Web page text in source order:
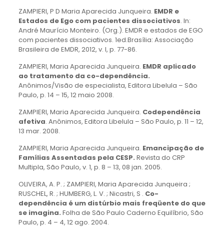
ZAMPIERI, P D Maria Aparecida Junqueira. EMDR e
Estados de Ego com pacientes dissociativos. In:
André Maurício Monteiro. (Org.). EMDR e estados de EGO
com pacientes dissociativos. 1ed.Brasília: Associação
Brasileira de EMDR, 2012, v. I, p. 77-86.
ZAMPIERI, Maria Aparecida Junqueira. EMDR aplicado
ao tratamento da co-dependência.
Anônimos/Visão de especialista, Editora Libelula – São
Paulo, p. 14 – 15, 12 maio 2008.
ZAMPIERI, Maria Aparecida Junqueira. Codependência
afetiva. Anônimos, Editora Libelula – São Paulo, p. 11 – 12,
13 mar. 2008.
ZAMPIERI, Maria Aparecida Junqueira. Emancipação de
Famílias Assentadas pela CESP. Revista do CRP
Multipla, São Paulo, v. 1, p. 8 – 13, 08 jan. 2005.
OLIVEIRA, A. P. ; ZAMPIERI, Maria Aparecida Junqueira ;
RUSCHEL, R. ; HUMBERG, L. V. ; Nicastri, S . Co-
dependência é um distúrbio mais freqüente do que
se imagina. Folha de São Paulo Caderno Equilíbrio, São
Paulo, p. 4 – 4, 12 ago. 2004.